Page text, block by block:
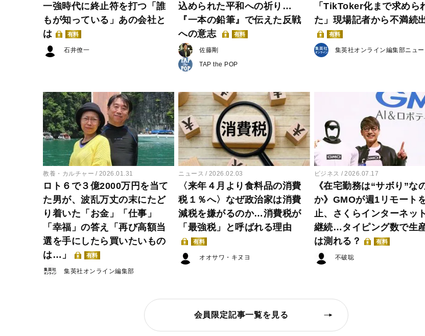
一強時代に終止符を打つ「誰
もが知っている」あの会社と
は
有料
石井僚一
込められた平和への祈り…
『一本の鉛筆』で伝えた反戦
への意志
有料
佐藤剛
TAP the POP
「TikToker化まで求めら
た」現場記者から不満続
有料
集英社オンライン編集部ニュ
教養・カルチャー 2026.01.31
ロト６で３億2000万円を当て
た男が、波乱万丈の末にたど
り着いた「お金」「仕事」
「幸福」の答え「再び高額当
選を手にしたら買いたいもの
は…」
有料
集英社オンライン編集部
ニュース 2026.02.03
〈来年４月より食料品の消費
税１％へ〉なぜ政治家は消費
減税を嫌がるのか…消費税が
「最強税」と呼ばれる理由
有料
オオサワ・キヌヨ
ビジネス 2026.07.17
《在宅勤務は“サボり”な
か》GMOが週1リモート
止、さくらインターネッ
継続…タイピング数で生
は測れる？
有料
不破聡
会員限定記事一覧を見る